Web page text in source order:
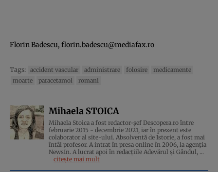
Florin Badescu, florin.badescu@mediafax.ro
Tags: accident vascular administrare folosire
medicamente
moarte
paracetamol romani
Mihaela STOICA
Mihaela Stoica a fost redactor-șef Descopera.ro între
februarie 2015 - decembrie 2021, iar în prezent este
colaborator al site-ului. Absolventă de Istorie, a fost mai
întâi profesor. A intrat în presa online în 2006, la agenţia
NewsIn. A lucrat apoi în redacţiile Adevărul şi Gândul, ...
citește mai mult